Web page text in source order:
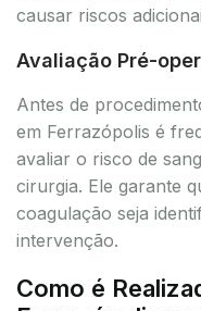
causar riscos
Avaliação Pré-
Antes de
em Ferrazópolis é
avaliar o risco de
cirurgia. Ele garante
coagulação seja
intervenção.
Como é